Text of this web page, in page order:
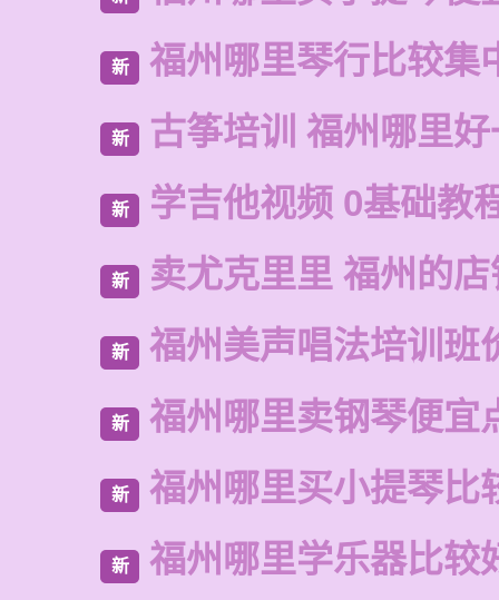
新 福州哪里琴行比较集
新 古筝培训 福州哪里
新 学吉他视频 0基础教
新 卖尤克里里 福州的
新 福州美声唱法培训班
新 福州哪里卖钢琴便宜
新 福州哪里买小提琴比
新 福州哪里学乐器比较